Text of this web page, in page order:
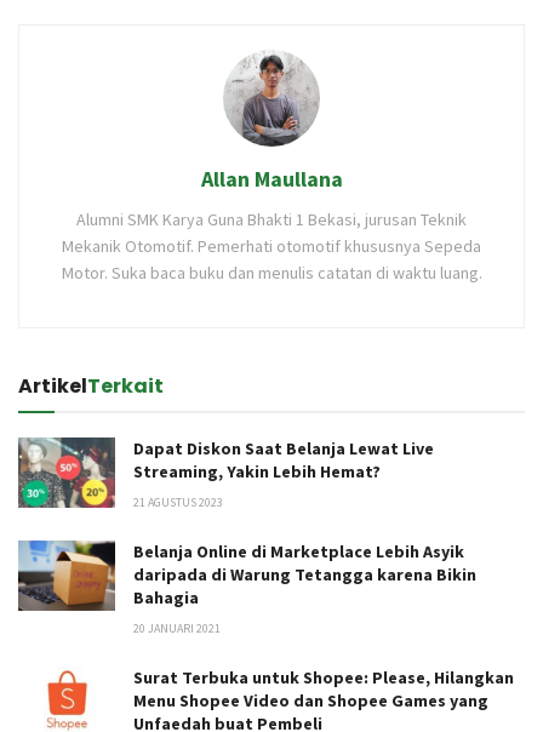
Allan Maullana
Alumni SMK Karya Guna Bhakti 1 Bekasi, jurusan Teknik
Mekanik Otomotif. Pemerhati otomotif khususnya Sepeda
Motor. Suka baca buku dan menulis catatan di waktu luang.
ArtikelTerkait
Dapat Diskon Saat Belanja Lewat Live
Streaming, Yakin Lebih Hemat?
21 AGUSTUS 2023
Belanja Online di Marketplace Lebih Asyik
daripada di Warung Tetangga karena Bikin
Bahagia
20 JANUARI 2021
Surat Terbuka untuk Shopee: Please, Hilangkan
Menu Shopee Video dan Shopee Games yang
Unfaedah buat Pembeli